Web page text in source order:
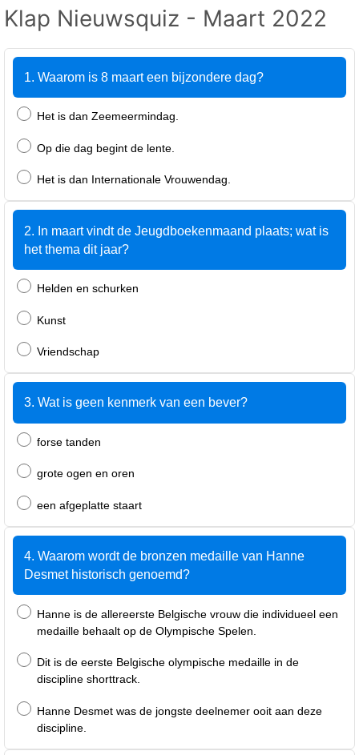
Klap Nieuwsquiz - Maart 2022
1. Waarom is 8 maart een bijzondere dag?
Het is dan Zeemeermindag.
Op die dag begint de lente.
Het is dan Internationale Vrouwendag.
2. In maart vindt de Jeugdboekenmaand plaats; wat is
het thema dit jaar?
Helden en schurken
Kunst
Vriendschap
3. Wat is geen kenmerk van een bever?
forse tanden
grote ogen en oren
een afgeplatte staart
4. Waarom wordt de bronzen medaille van Hanne
Desmet historisch genoemd?
Hanne is de allereerste Belgische vrouw die individueel een
medaille behaalt op de Olympische Spelen.
Dit is de eerste Belgische olympische medaille in de
discipline shorttrack.
Hanne Desmet was de jongste deelnemer ooit aan deze
discipline.